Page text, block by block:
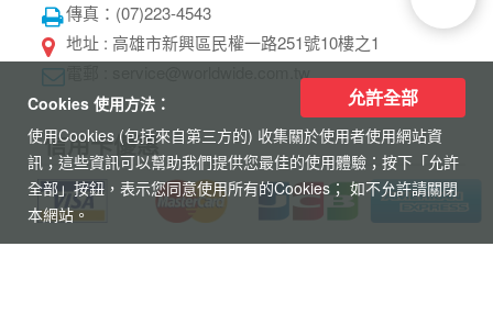
Cookies 使用方法：
使用Cookies (包括來自第三方的) 收集關於使用者使用網站資
訊；這些資訊可以幫助我們提供您最佳的使用體驗；按下「允許
全部」按鈕，表示您同意使用所有的Cookies； 如不允許請關閉
本網站。
允許全部
傳真：(07)223-4543
地址 : 高雄市新興區民權一路251號10樓之1
電郵 : service@worldwide.com.tw
信用卡優惠